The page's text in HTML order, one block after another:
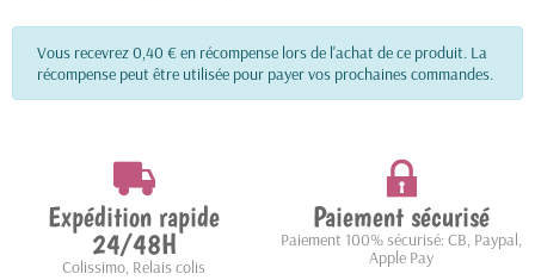
Vous recevrez 0,40 € en récompense lors de l'achat de ce produit. La
récompense peut être utilisée pour payer vos prochaines commandes.
Expédition rapide
24/48H
Colissimo, Relais colis
Paiement sécurisé
Paiement 100% sécurisé: CB, Paypal,
Apple Pay